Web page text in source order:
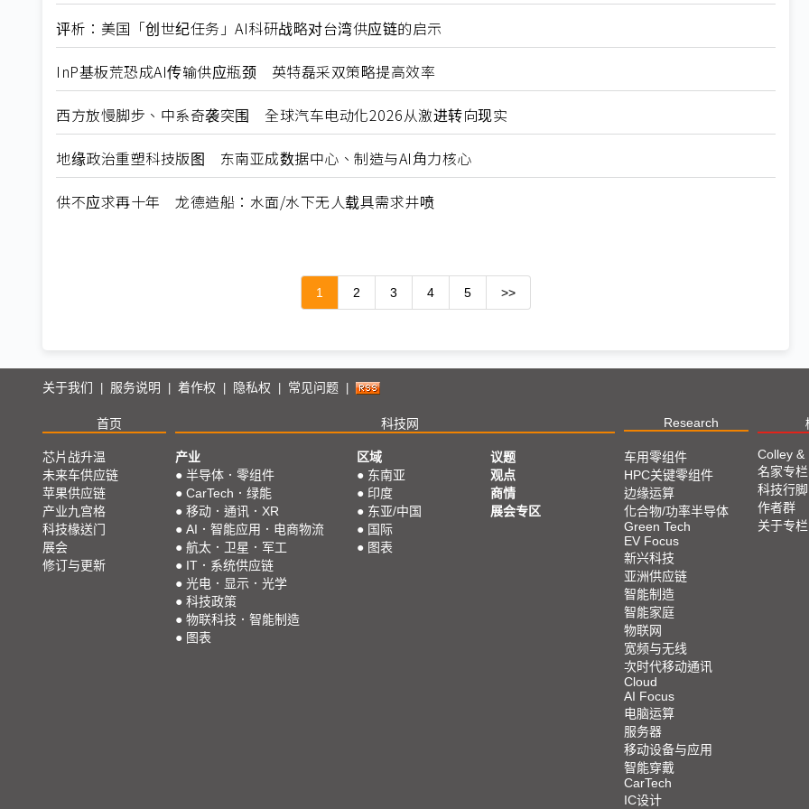
评析：美国「创世纪任务」AI科研战略对台湾供应链的启示
InP基板荒恐成AI传输供应瓶颈 英特磊采双策略提高效率
西方放慢脚步、中系奇袭突围 全球汽车电动化2026从激进转向现实
地缘政治重塑科技版图 东南亚成数据中心、制造与AI角力核心
供不应求再十年 龙德造船：水面/水下无人载具需求井喷
1 2 3 4 5 >>
关于我们 | 服务说明 | 着作权 | 隐私权 | 常见问题 |
首页 科技网 Research
芯片战升温
未来车供应链
苹果供应链
产业九宫格
科技椽送门
展会
修订与更新
产业
● 半导体．零组件
● CarTech．绿能
● 移动．通讯．XR
● AI．智能应用．电商物流
● 航太．卫星．军工
● IT．系统供应链
● 光电．显示．光学
● 科技政策
● 物联科技．智能制造
● 图表
区域
● 东南亚
● 印度
● 东亚/中国
● 国际
● 图表
议题
观点
商情
展会专区
车用零组件
HPC关键零组件
边缘运算
化合物/功率半导体
Green Tech
EV Focus
新兴科技
亚洲供应链
智能制造
智能家庭
物联网
宽频与无线
次时代移动通讯
Cloud
AI Focus
电脑运算
服务器
移动设备与应用
智能穿戴
CarTech
IC设计
Colley &
名家专栏
科技行脚
作者群
关于专栏